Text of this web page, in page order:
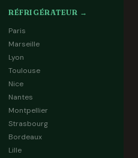
RÉFRIGÉRATEUR →
Paris
Marseille
Lyon
Toulouse
Nice
Nantes
Montpellier
Strasbourg
Bordeaux
Lille